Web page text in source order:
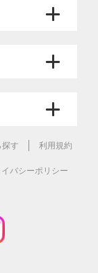
す 利用規約
バシーポリシー